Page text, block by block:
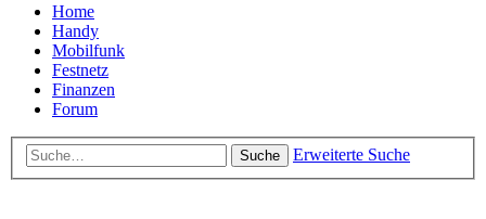
Home
Handy
Mobilfunk
Festnetz
Finanzen
Forum
Suche Erweiterte Suche